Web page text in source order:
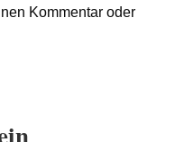
Kommentar oder